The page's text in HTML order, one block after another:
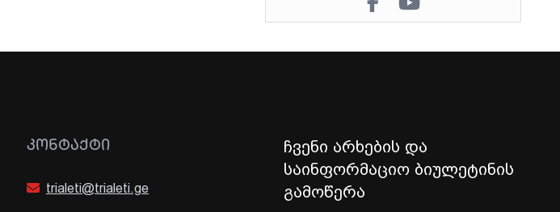
ᲙᲝᲜᲢᲐᲥᲢᲘ
trialeti@trialeti.ge
ჩვენი არხების და
საინფორმაციო ბიულეტინის
გამოწერა